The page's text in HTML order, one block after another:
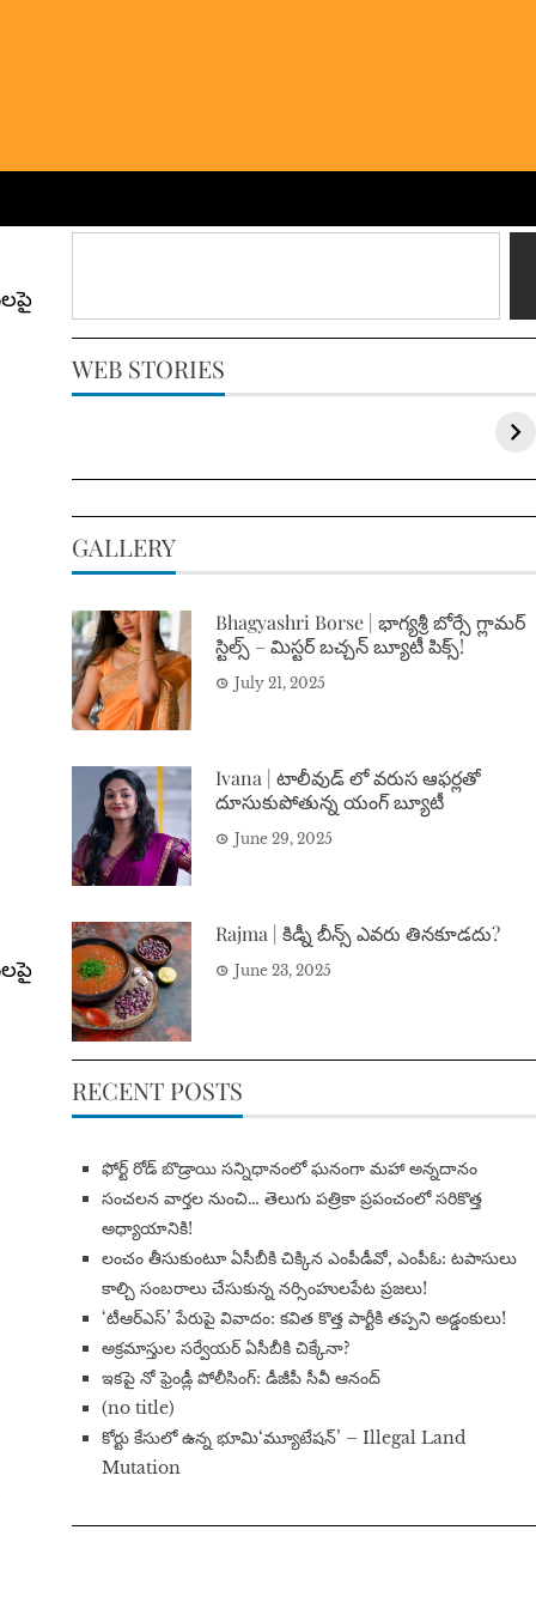
WEB STORIES
GALLERY
Bhagyashri Borse | భాగ్యశ్రీ బోర్సే గ్లామర్
స్టిల్స్ – మిస్టర్ బచ్చన్ బ్యూటీ పిక్స్!
July 21, 2025
Ivana | టాలీవుడ్ లో వరుస ఆఫర్లతో
దూసుకుపోతున్న యంగ్ బ్యూటీ
June 29, 2025
Rajma | కిడ్నీ బీన్స్ ఎవరు తినకూడదు?
June 23, 2025
RECENT POSTS
​ఫోర్ట్ రోడ్ బొడ్రాయి సన్నిధానంలో ఘనంగా మహా అన్నదానం
సంచలన వార్తల నుంచి… తెలుగు పత్రికా ప్రపంచంలో సరికొత్త
అధ్యాయానికి!
​లంచం తీసుకుంటూ ఏసీబీకి చిక్కిన ఎంపీడీవో, ఎంపీఓ: టపాసులు
కాల్చి సంబరాలు చేసుకున్న నర్సింహులపేట ప్రజలు!
‘టీఆర్ఎస్’ పేరుపై వివాదం: కవిత కొత్త పార్టీకి తప్పని అడ్డంకులు!
అక్రమాస్తుల సర్వేయర్ ఏసీబీకి చిక్కేనా?
ఇకపై నో ఫ్రెండ్లీ పోలీసింగ్: డీజీపీ సీవీ ఆనంద్
(no title)
​కోర్టు కేసులో ఉన్న భూమి‘మ్యూటేషన్’ – Illegal Land
Mutation